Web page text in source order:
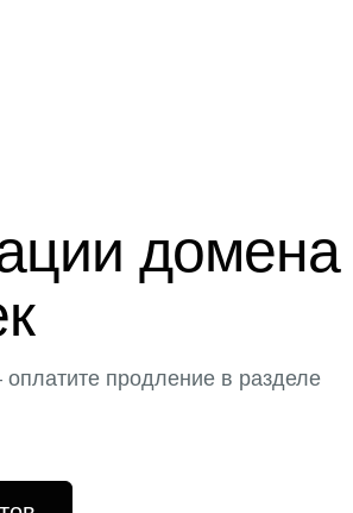
домена
продление в разделе